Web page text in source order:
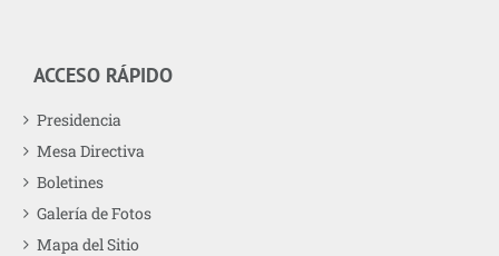
ACCESO RÁPIDO
Presidencia
Mesa Directiva
Boletines
Galería de Fotos
Mapa del Sitio